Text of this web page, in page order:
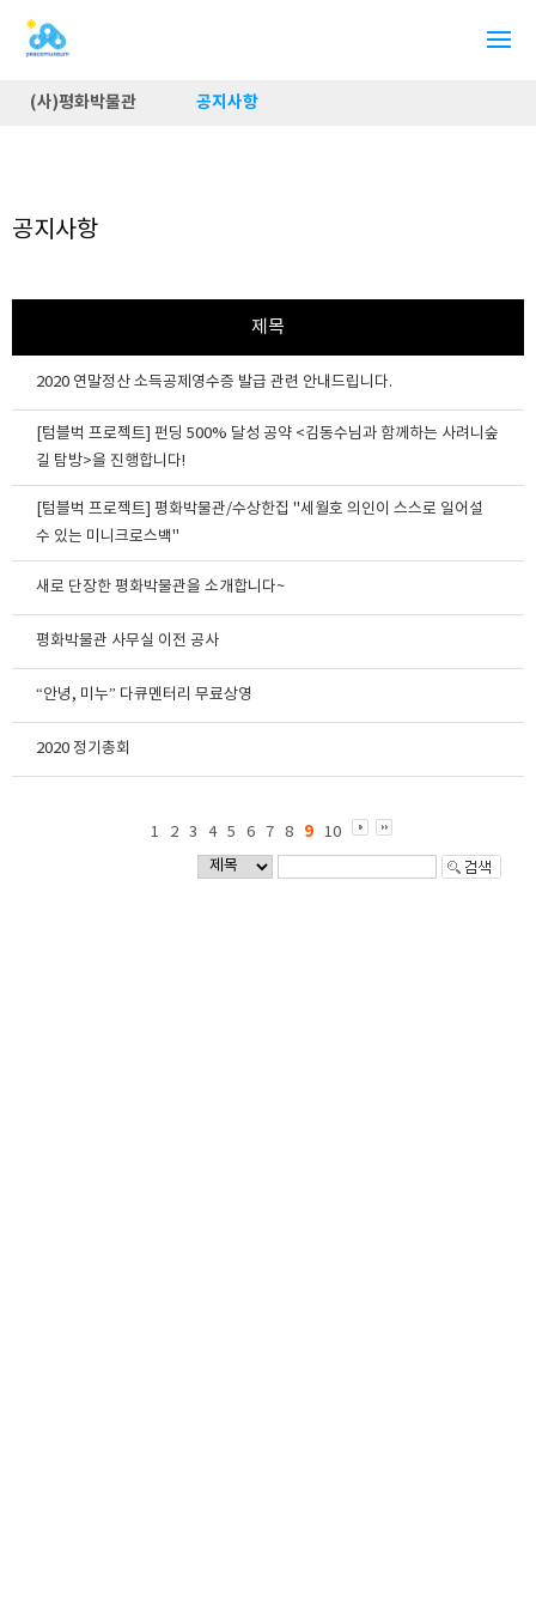
(사)평화박물관 공지사항
공지사항
제목
2020 연말정산 소득공제영수증 발급 관련 안내드립니다.
[텀블벅 프로젝트] 펀딩 500% 달성 공약 <김동수님과 함께하는 사려니숲
길 탐방>을 진행합니다!
[텀블벅 프로젝트] 평화박물관/수상한집 "세월호 의인이 스스로 일어설
수 있는 미니크로스백"
새로 단장한 평화박물관을 소개합니다~
평화박물관 사무실 이전 공사
“안녕, 미누” 다큐멘터리 무료상영
2020 정기총회
1 2 3 4 5 6 7 8 9 10